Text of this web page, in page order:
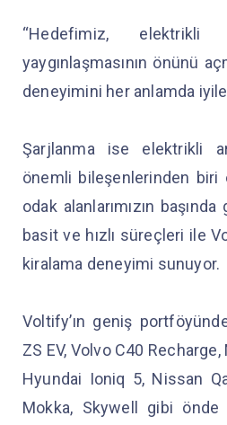
“Hedefimiz, elektrikli
yaygınlaşmasının önünü
deneyimini her anlamda
Şarjlanma ise elektrikli
önemli bileşenlerinden biri
odak alanlarımızın
basit ve hızlı süreçleri ile
kiralama deneyimi sunuyor.
Voltify’ın geniş
ZS EV, Volvo C40
Hyundai Ioniq 5, Nissan
Mokka, Skywell gibi